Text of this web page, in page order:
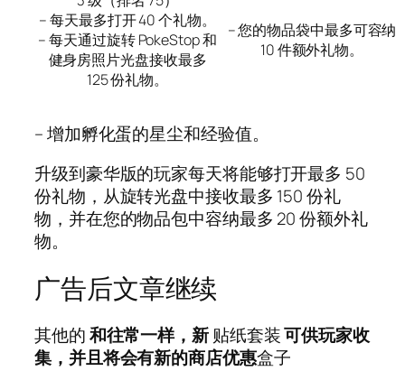
– 每天最多打开 40 个礼物。
– 每天通过旋转 PokeStop 和
健身房照片光盘接收最多
125 份礼物。
– 您的物品袋中最多可容纳
10 件额外礼物。
– 增加孵化蛋的星尘和经验值。
升级到豪华版的玩家每天将能够打开最多 50
份礼物，从旋转光盘中接收最多 150 份礼
物，并在您的物品包中容纳最多 20 份额外礼
物。
广告后文章继续
其他的和往常一样，新贴纸套装可供玩家收
集，并且将会有新的商店优惠盒子